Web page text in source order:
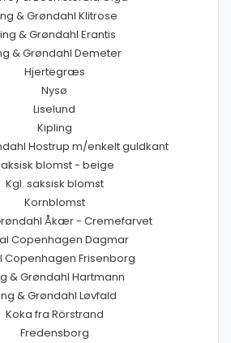
& Grøndahl Klitrose
& Grøndahl Erantis
& Grøndahl Demeter
Hjertegræs
Nysø
Liselund
Kipling
Hostrup m/enkelt guldkant
blomst - beige
Kgl. saksisk blomst
Kornblomst
Åkær - Cremefarvet
Copenhagen Dagmar
Copenhagen Frisenborg
& Grøndahl Hartmann
& Grøndahl Løvfald
Koka fra Rörstrand
Fredensborg